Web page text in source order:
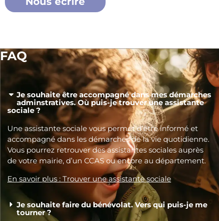
FAQ
Je souhaite être accompagné dans mes démarches
adminstratives. Où puis-je trouver une assistante
sociale ?
Une assistante sociale vous permet d’être informé et
accompagné dans les démarches de la vie quotidienne.
Vous pourrez retrouver des assistantes sociales auprès
de votre mairie, d’un CCAS ou encore au département.
En savoir plus : Trouver une assistante sociale
Je souhaite faire du bénévolat. Vers qui puis-je me
tourner ?